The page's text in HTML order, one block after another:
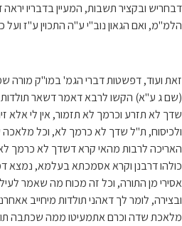
דבחריש ובקציר תשבות, המעיין בדבריו
הלמ"מ, ואם הגאון נוב"י ע"ה התכוין ע"ז ועל
זאת ועוד, דפשטות דברי הגמ' במו"ק מורה
(שם ג ע"א) הקשו לרבא דאמר דשאר תולדות
שדך לא תזרע וכרמך לא תזמור, אין לי אלא
ולכיסוח, ת"ל שדך לא כרמך לא, וכל
האריכה לרבות מהאי קרא דשדך לא כרמך
כולהו דרבנן וקרא אסמכתא בעלמא, נמצא
אסירי מן התורה, וכל זה מכוח מה שאמר
ובצירה, לומר לך דאהני תולדות מיחייב
מלאכת שדה וכרם אתמעיטו ממה שכתבה